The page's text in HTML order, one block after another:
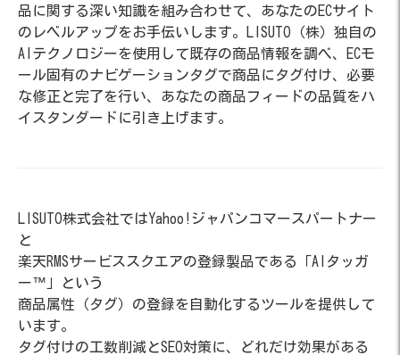
品に関する深い知識を組み合わせて、あなたのECサイト
のレベルアップをお手伝いします。LISUTO（株）独自の
AIテクノロジーを使用して既存の商品情報を調べ、ECモ
ール固有のナビゲーションタグで商品にタグ付け、必要
な修正と完了を行い、あなたの商品フィードの品質をハ
イスタンダードに引き上げます。
LISUTO株式会社ではYahoo!ジャパンコマースパートナー
と
楽天RMSサービススクエアの登録製品である「AIタッガ
ー™」という
商品属性（タグ）の登録を自動化するツールを提供して
います。
タグ付けの工数削減とSEO対策に、どれだけ効果がある